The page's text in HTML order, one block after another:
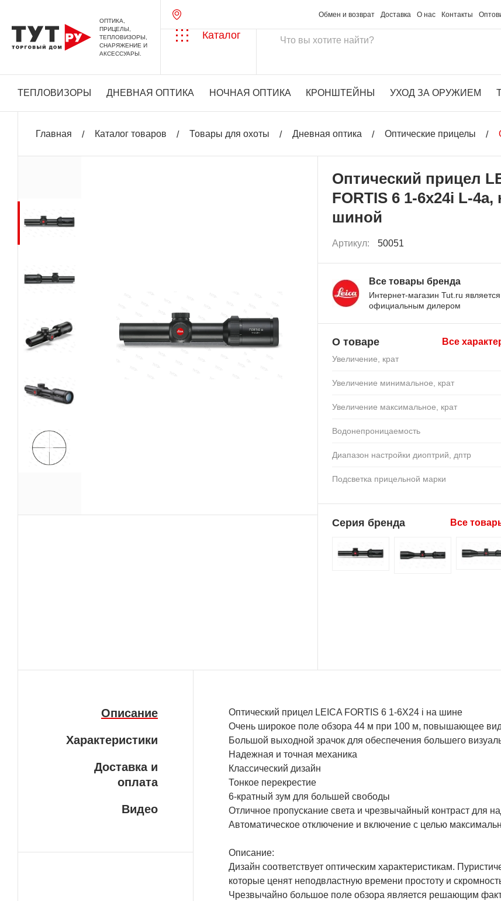
ОПТИКА,
ПРИЦЕЛЫ,
ТЕПЛОВИЗОРЫ,
СНАРЯЖЕНИЕ И
АКСЕССУАРЫ.
Обмен и возврат Доставка О нас Контакты
Каталог
ТЕПЛОВИЗОРЫ ДНЕВНАЯ ОПТИКА НОЧНАЯ ОПТИКА КРОНШТЕЙНЫ УХОД ЗА ОРУЖИЕМ
Главная Каталог товаров Товары для охоты Дневная оптика Оптические прицелы
Оптический прицел
FORTIS 6 1-6x24i L-4a,
шиной
Артикул: 50051
Все товары бренда
Интернет-магазин Tut.ru является
официальным дилером
О товаре Все
Увеличение, крат
Увеличение минимальное, крат
Увеличение максимальное, крат
Водонепроницаемость
Диапазон настройки диоптрий, дптр
Подсветка прицельной марки
Серия бренда Все
Описание
Характеристики
Доставка и
оплата
Видео
Оптический прицел LEICA FORTIS 6 1-6X24 i на шине
Очень широкое поле обзора 44 м при 100 м, повышающее
Большой выходной зрачок для обеспечения большего
Надежная и точная механика
Классический дизайн
Тонкое перекрестие
6-кратный зум для большей свободы
Отличное пропускание света и чрезвычайный контраст для
Автоматическое отключение и включение с целью
Описание:
Дизайн соответствует оптическим характеристикам.
которые ценят неподвластную времени простоту и
Чрезвычайно большое поле обзора является решающим